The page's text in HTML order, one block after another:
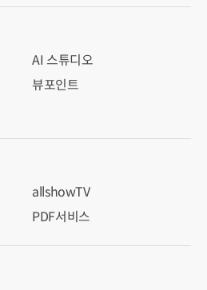
AI 스튜디오
뷰포인트
allshowTV
PDF서비스